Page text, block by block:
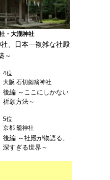
・大瀧神社
、日本一複雑な社殿
～
4位
大阪 石切劔箭神社
後編 ～ここにしかない
祈願方法～
5位
京都 籠神社
後編 ～社殿が物語る、
深すぎる世界～